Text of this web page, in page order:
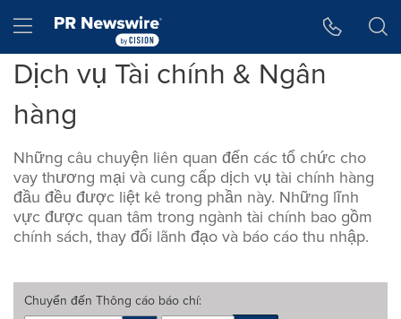
Hamburger menu
Dịch vụ Tài chính & Ngân
hàng
Những câu chuyện liên quan đến các tổ chức cho
vay thương mại và cung cấp dịch vụ tài chính hàng
đầu đều được liệt kê trong phần này. Những lĩnh
vực được quan tâm trong ngành tài chính bao gồm
chính sách, thay đổi lãnh đạo và báo cáo thu nhập.
Chuyển đến Thông cáo báo chí: